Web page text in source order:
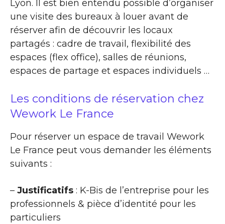
Lyon. Il est bien entendu possible d’organiser
une visite des bureaux à louer avant de
réserver afin de découvrir les locaux
partagés : cadre de travail, flexibilité des
espaces (flex office), salles de réunions,
espaces de partage et espaces individuels …
Les conditions de réservation chez
Wework Le France
Pour réserver un espace de travail Wework
Le France peut vous demander les éléments
suivants :
– Justificatifs : K-Bis de l’entreprise pour les
professionnels & pièce d’identité pour les
particuliers